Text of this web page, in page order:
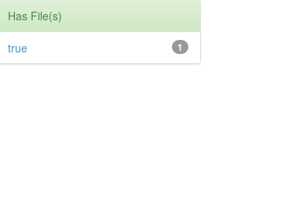
Has File(s)
1
true